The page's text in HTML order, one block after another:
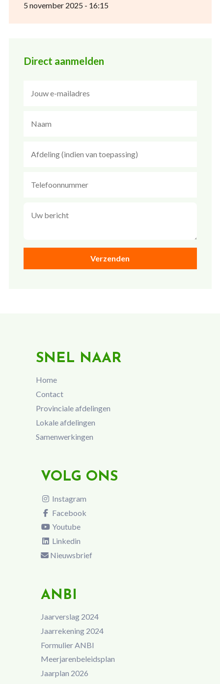
5 november 2025 - 16:15
Direct aanmelden
SNEL NAAR
Home
Contact
Provinciale afdelingen
Lokale afdelingen
Samenwerkingen
VOLG ONS
Instagram
Facebook
Youtube
Linkedin
Nieuwsbrief
ANBI
Jaarverslag 2024
Jaarrekening 2024
Formulier ANBI
Meerjarenbeleidsplan
Jaarplan 2026